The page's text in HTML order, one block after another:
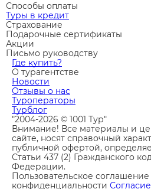
Способы оплаты
Туры в кредит
Страхование
Подарочные сертификаты
Акции
Письмо руководству
Где купить?
О турагентстве
Новости
Отзывы о нас
Туроператоры
Турблог
"2004-2026 © 1001 Тур"
Внимание! Все материалы и
сайте, носят справочный
публичной офертой,
Статьи 437 (2) Гражданского
Федерации.
Пользовательское соглашение
конфиденциальности